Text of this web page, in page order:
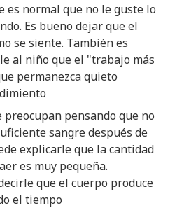
es normal que no le guste lo
Es bueno dejar que el
se siente. También es
al niño que el "trabajo más
permanezca quieto
preocupan pensando que no
sangre después de
explicarle que la cantidad
es muy pequeña.
que el cuerpo produce
el tiempo